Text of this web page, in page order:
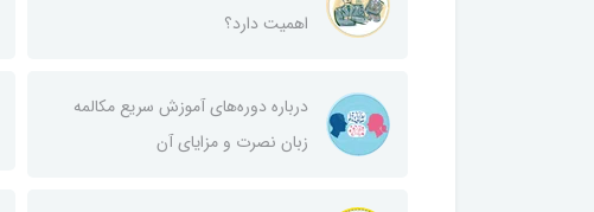
اهمیت دارد؟
درباره دوره‌های آموزش سریع مکالمه
زبان نصرت و مزایای آن